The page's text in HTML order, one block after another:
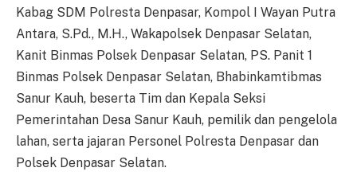
Kabag SDM Polresta Denpasar, Kompol I Wayan Putra
Antara, S.Pd., M.H., Wakapolsek Denpasar Selatan,
Kanit Binmas Polsek Denpasar Selatan, PS. Panit 1
Binmas Polsek Denpasar Selatan, Bhabinkamtibmas
Sanur Kauh, beserta Tim dan Kepala Seksi
Pemerintahan Desa Sanur Kauh, pemilik dan pengelola
lahan, serta jajaran Personel Polresta Denpasar dan
Polsek Denpasar Selatan.